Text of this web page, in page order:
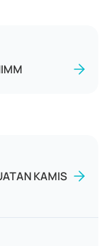
KAMIS